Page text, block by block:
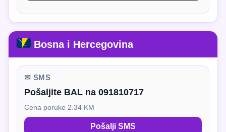
Bosna i Hercegovina
✉ SMS
Pošaljite BAL na 091810717
Cena poruke 2.34 KM
Pošalji SMS